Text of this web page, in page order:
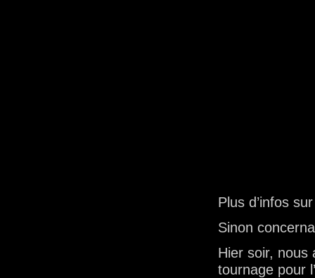
Plus d’infos
Sinon
Hier soir, nous
tournage pour